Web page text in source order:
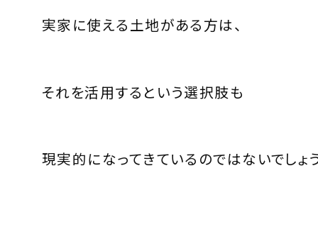
実家に使える土地がある方は、
それを活用するという選択肢も
現実的になってきているのではないでしょ